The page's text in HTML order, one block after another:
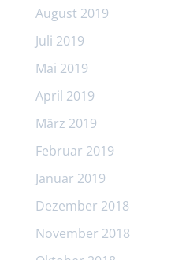
August 2019
Juli 2019
Mai 2019
April 2019
März 2019
Februar 2019
Januar 2019
Dezember 2018
November 2018